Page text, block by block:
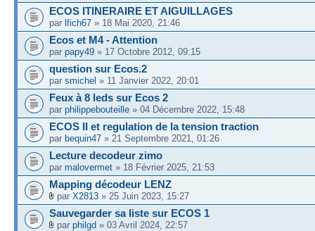
ECOS ITINERAIRE ET AIGUILLAGES
par lfich67 » 18 Mai 2020, 21:46
Ecos et M4 - Attention
par papy49 » 17 Octobre 2012, 09:15
question sur Ecos.2
par smichel » 11 Janvier 2022, 20:01
Feux à 8 leds sur Ecos 2
par philippebouteille » 04 Décembre 2022, 15:48
ECOS II et regulation de la tension traction
par bequin47 » 21 Septembre 2021, 01:26
Lecture decodeur zimo
par malovermet » 18 Février 2025, 21:53
Mapping décodeur LENZ
par X2813 » 25 Juin 2023, 15:27
Sauvegarder sa liste sur ECOS 1
par philgd » 03 Avril 2024, 22:57